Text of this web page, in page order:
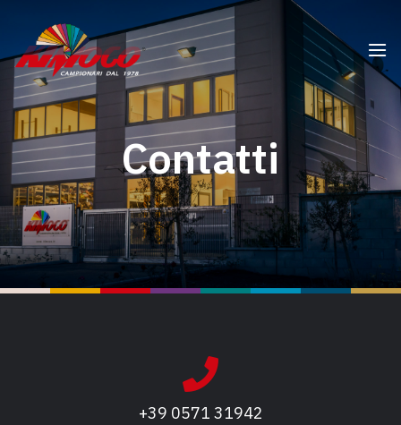
Contatti
+39 0571 31942